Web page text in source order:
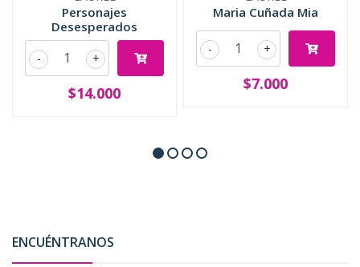
Personajes
Desesperados
+
-
$14.000
Maria Cuñada Mia
+
-
$7.000
ENCUÉNTRANOS